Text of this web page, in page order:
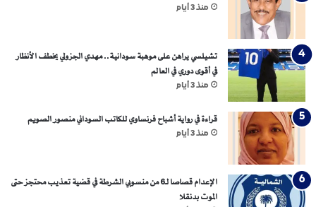
منذ 3 أيام
تشيلسي يراهن على موهبة سودانية.. مهدي الجزولي يخطف الأنظار
في أقوى دوري في العالم
منذ 3 أيام
قراءة في رواية أشباح فرنساوي للكاتب السوداني منصور الصويم
منذ 3 أيام
الإعدام قصاصا لـ6 من منسوبي الشرطة في قضية تعذيب محتجز حتى
الموت بدنقلا